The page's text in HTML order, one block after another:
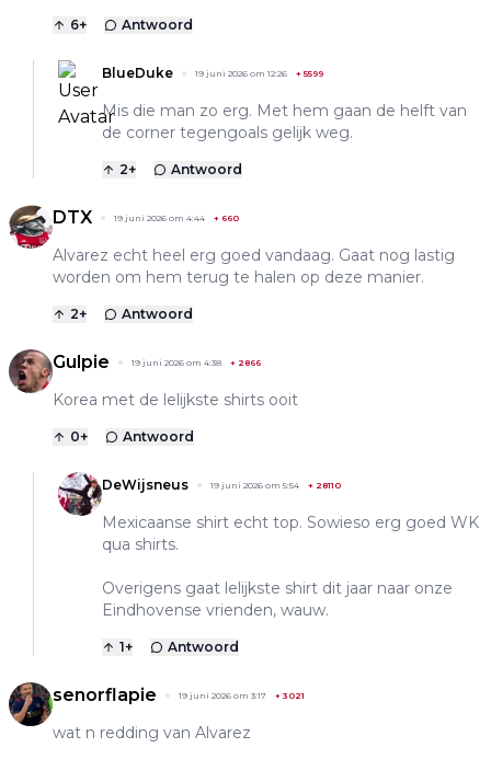
6+ Antwoord
BlueDuke 19 juni 2026 om 12:26 +5599
Mis die man zo erg. Met hem gaan de helft van
de corner tegengoals gelijk weg.
2+ Antwoord
DTX 19 juni 2026 om 4:44 + 660
Alvarez echt heel erg goed vandaag. Gaat nog lastig
worden om hem terug te halen op deze manier.
2+ Antwoord
Gulpie 19 juni 2026 om 4:38 + 2866
Korea met de lelijkste shirts ooit
0+ Antwoord
DeWijsneus 19 juni 2026 om 5:54 + 28110
Mexicaanse shirt echt top. Sowieso erg goed WK
qua shirts.
Overigens gaat lelijkste shirt dit jaar naar onze
Eindhovense vrienden, wauw.
1+ Antwoord
senorflapie 19 juni 2026 om 3:17 + 3021
wat n redding van Alvarez